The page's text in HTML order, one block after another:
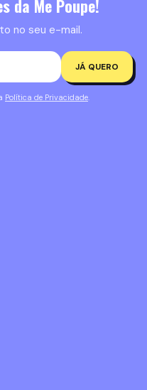
da Me Poupe!
no seu e-mail.
JÁ QUERO
Política de Privacidade